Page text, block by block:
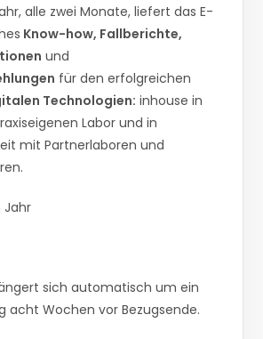
alle zwei Monate, liefert das E-
Know-how, Fallberichte,
und
für den erfolgreichen
Technologien: inhouse in
Labor und in
mit Partnerlaboren und
Jahr
sich automatisch um ein
acht Wochen vor Bezugsende.